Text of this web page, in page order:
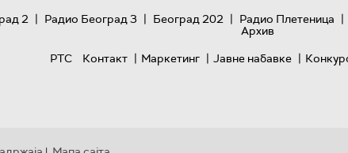
2 | Радио Београд 3 | Београд 202 | Радио Плетеница |
Архив
РТС
Контакт | Маркетинг | Јавне набавке |